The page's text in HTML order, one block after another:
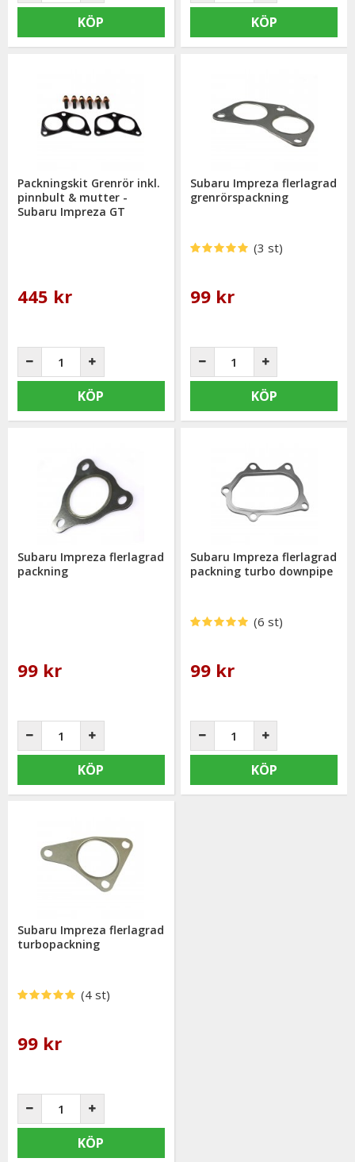
KÖP KÖP
Packningskit Grenrör inkl.
pinnbult & mutter -
Subaru Impreza GT
445 kr
KÖP
Subaru Impreza flerlagrad
grenrörspackning
(3 st)
99 kr
KÖP
Subaru Impreza flerlagrad
packning
99 kr
KÖP
Subaru Impreza flerlagrad
packning turbo downpipe
(6 st)
99 kr
KÖP
Subaru Impreza flerlagrad
turbopackning
(4 st)
99 kr
KÖP